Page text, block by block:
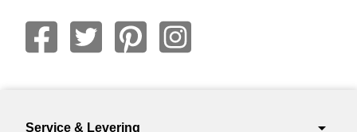
Service & Levering